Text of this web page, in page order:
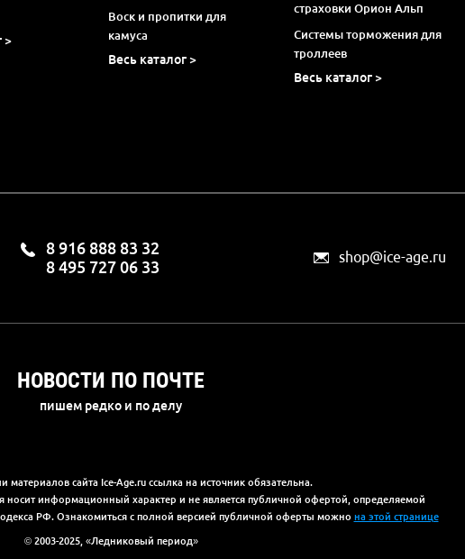
>
Воск и пропитки для
камуса
Весь каталог >
страховки Орион Альп
Системы торможения для
троллеев
Весь каталог >
8 916 888 83 32
8 495 727 06 33
shop@ice-age.ru
НОВОСТИ ПО ПОЧТЕ
пишем редко и по делу
материалов сайта Ice-Age.ru ссылка на источник обязательна.
носит информационный характер и не является публичной офертой, определяемой
РФ. Ознакомиться с полной версией публичной оферты можно на этой странице
© 2003-2025, «Ледниковый период»